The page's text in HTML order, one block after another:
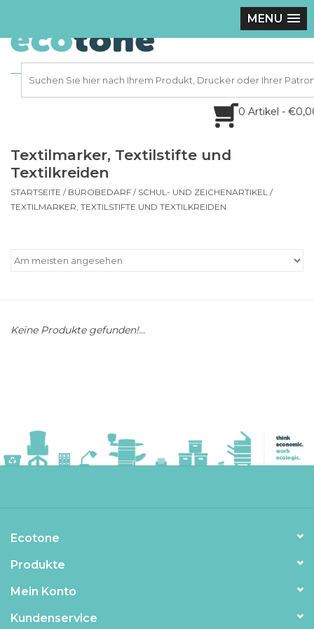
MENU
0 Artikel -
Textilmarker, Textilstifte und
Textilkreiden
STARTSEITE / BÜROBEDARF / SCHUL- UND ZEICHENARTIKEL /
TEXTILMARKER, TEXTILSTIFTE UND TEXTILKREIDEN
Keine Produkte gefunden!...
Ecotone
Produkte
Mein Konto
Kundenservice